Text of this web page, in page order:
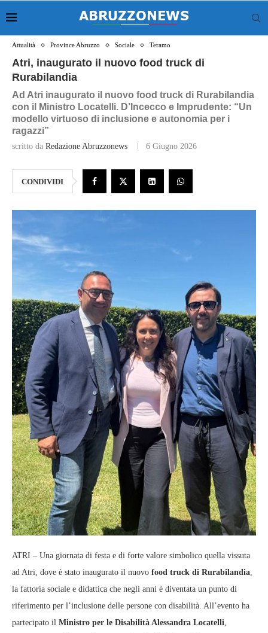
Attualità Province Abruzzo Sociale Teramo
Atri, inaugurato il nuovo food truck di
Rurabilandia
Ad Atri inaugurato il nuovo food truck di Rurabilandia
con il Ministro Locatelli. D’Incecco e Imprudente: “Un
modello virtuoso di inclusione e autonomia per i
ragazzi”
scritto da Redazione Abruzzonews 6 Giugno 2026
CONDIVIDI
ATRI – Una giornata di festa e di forte valore simbolico quella vissuta
ad Atri, dove è stato inaugurato il nuovo food truck di Rurabilandia,
la fattoria sociale e didattica che negli anni è diventata un punto di
riferimento per l’inclusione delle persone con disabilità. All’evento ha
partecipato il Ministro per le Disabilità Alessandra Locatelli,